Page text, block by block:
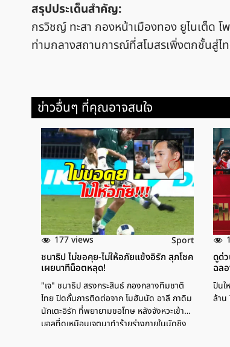
สรุปประเด็นสำคัญ:
กรวิชญ์ ทะสา กองหน้าเมืองทอง ยูไนเต็ด โ
ท่ามกลางสถานการณ์ที่สโมสรเพิ่งตกชั้นสู่ไ
ข่าวอื่นๆ ที่คุณอาจสนใจ
177 views Sport
ชนาธิป ไม่ขอคุย-ไม่ให้อภัยแข้งอิรัก สุภโชค
เผยนาทีน็อตหลุด!
"เจ" ชนาธิป สรงกระสินธ์ กองกลางทีมชาติ
ไทย ปิดกั้นการติดต่อจาก โมฮันนัด อาลี กาดิม
นักเตะอิรัก ที่พยายามขอโทษ หลังจังหวะเข้า
บอลที่ดูเหมือนเจตนาทำร้ายร่างกายในนัดชิง
ดูด่
ฉล
ปืน
ล้าน